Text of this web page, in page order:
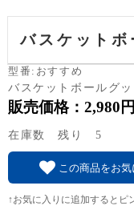
バスケット
型番:おすすめ
バスケットボールグ
販売価格：2,980
在庫数 残り 5
この商品をお
↑お気に入りに追加するとピ